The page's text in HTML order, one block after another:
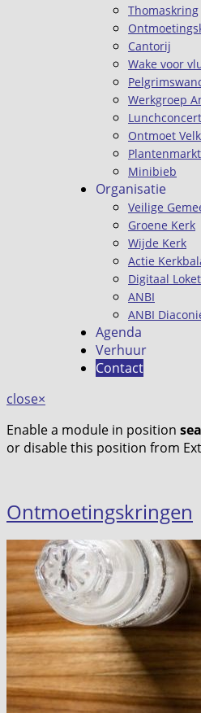
Thomaskring
Cantorij
Wake voor
Werkgroep
Ontmoet
Plantenmarkt
Minibieb
Organisatie
Veilige
Groene Kerk
Wijde Kerk
Actie
Digitaal Loket
ANBI
ANBI
Agenda
Verhuur
Contact
close×
Enable a module in position
or disable this position from
Ontmoetingskringen